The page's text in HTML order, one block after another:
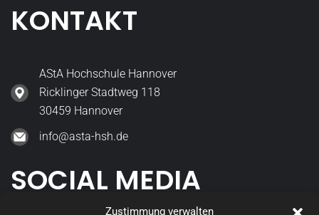
Zustimmung verwalten
KONTAKT
AStA Hochschule Hannover
Ricklinger Stadtweg 118
30459 Hannover
info@asta-hsh.de
SOCIAL MEDIA